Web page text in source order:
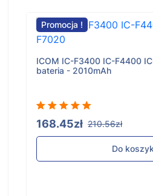
Promocja !
ICOM IC-F3400 IC-F4400
bateria - 2010mAh
168.45zł 210.56zł
Do